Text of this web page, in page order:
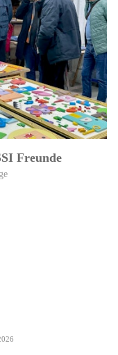
Freunde